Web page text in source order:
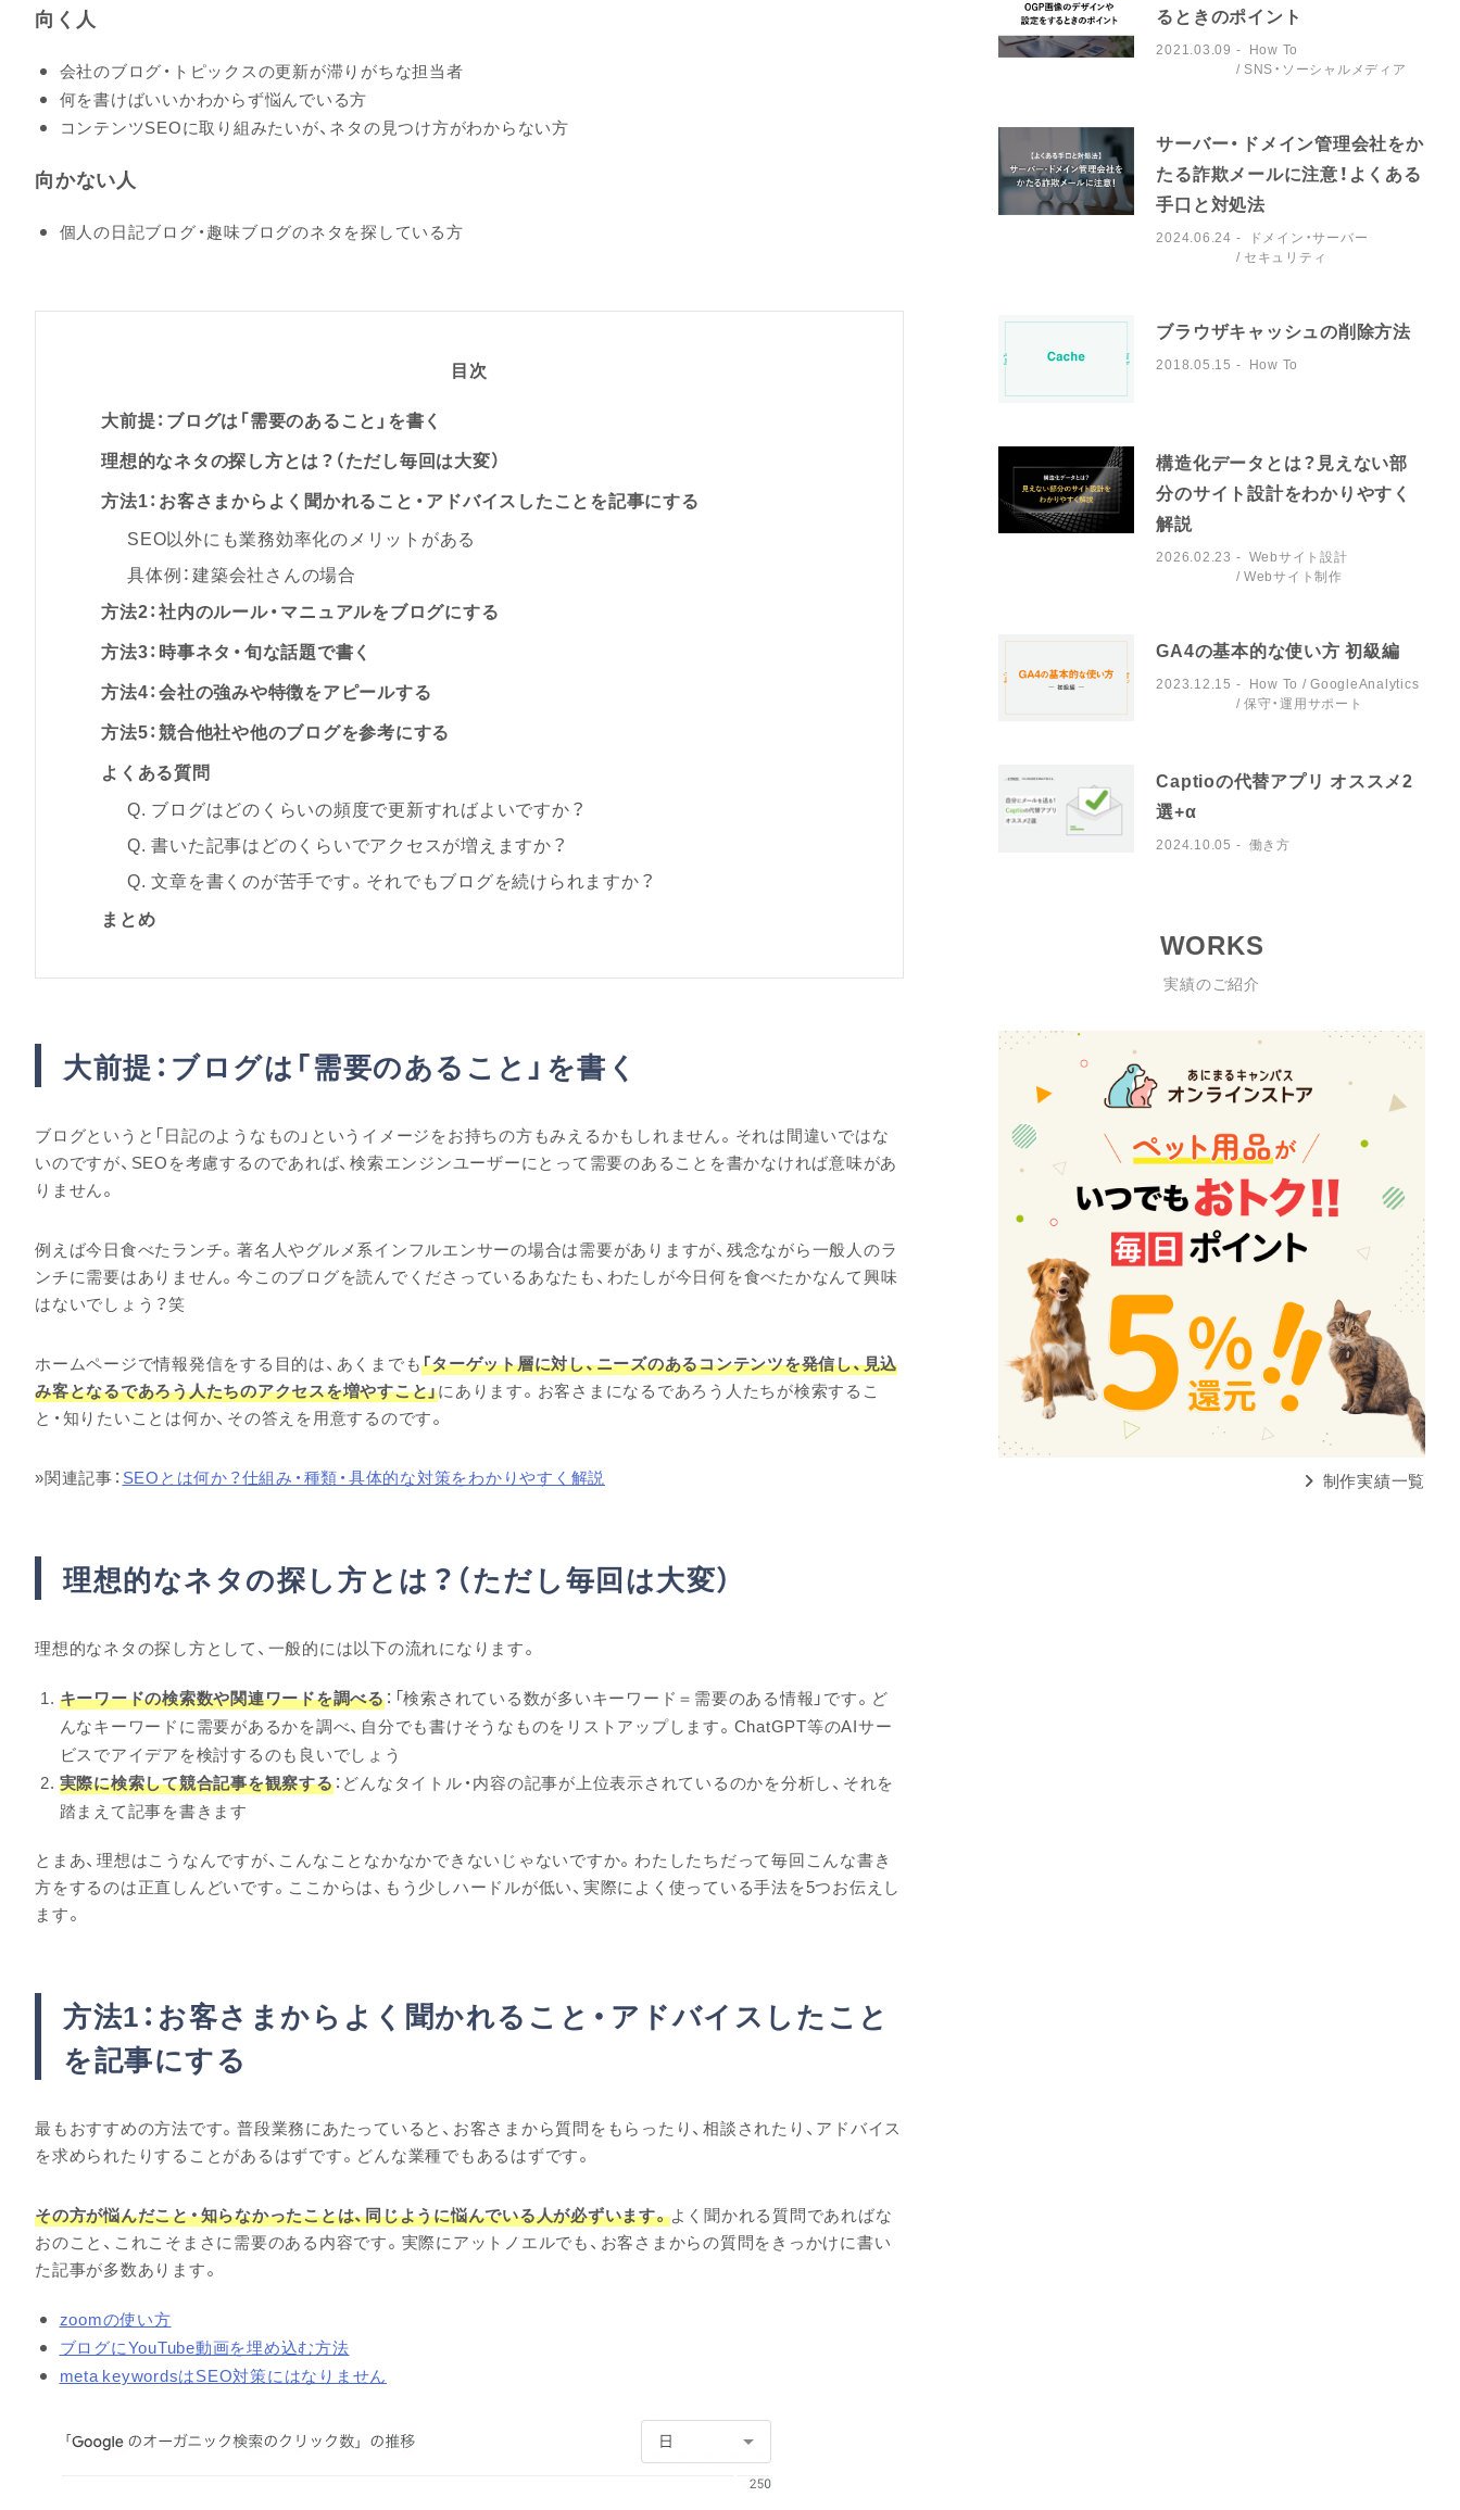
向く人
会社のブログ・トピックスの更新が滞りがちな担当者
何を書けばいいかわからず悩んでいる方
コンテンツSEOに取り組みたいが、ネタの見つけ方がわからない方
向かない人
個人の日記ブログ・趣味ブログのネタを探している方
目次
大前提：ブログは「需要のあること」を書く
理想的なネタの探し方とは？（ただし毎回は大変）
方法1：お客さまからよく聞かれること・アドバイスしたことを記事にする
SEO以外にも業務効率化のメリットがある
具体例：建築会社さんの場合
方法2：社内のルール・マニュアルをブログにする
方法3：時事ネタ・旬な話題で書く
方法4：会社の強みや特徴をアピールする
方法5：競合他社や他のブログを参考にする
よくある質問
Q. ブログはどのくらいの頻度で更新すればよいですか？
Q. 書いた記事はどのくらいでアクセスが増えますか？
Q. 文章を書くのが苦手です。それでもブログを続けられますか？
まとめ
大前提：ブログは「需要のあること」を書く
ブログというと「日記のようなもの」というイメージをお持ちの方もみえるかもしれません。それは間違いではな
いのですが、SEOを考慮するのであれば、検索エンジンユーザーにとって需要のあることを書かなければ意味があ
りません。
例えば今日食べたランチ。著名人やグルメ系インフルエンサーの場合は需要がありますが、残念ながら一般人のラ
ンチに需要はありません。今このブログを読んでくださっているあなたも、わたしが今日何を食べたかなんて興味
はないでしょう？笑
ホームページで情報発信をする目的は、あくまでも「ターゲット層に対し、ニーズのあるコンテンツを発信し、見込
み客となるであろう人たちのアクセスを増やすこと」にあります。お客さまになるであろう人たちが検索するこ
と・知りたいことは何か、その答えを用意するのです。
»関連記事： SEOとは何か？仕組み・種類・具体的な対策をわかりやすく解説
理想的なネタの探し方とは？（ただし毎回は大変）
理想的なネタの探し方として、一般的には以下の流れになります。
キーワードの検索数や関連ワードを調べる：「検索されている数が多いキーワード＝需要のある情報」です。ど
んなキーワードに需要があるかを調べ、自分でも書けそうなものをリストアップします。ChatGPT等のAIサー
ビスでアイデアを検討するのも良いでしょう
実際に検索して競合記事を観察する：どんなタイトル・内容の記事が上位表示されているのかを分析し、それを
踏まえて記事を書きます
とまあ、理想はこうなんですが、こんなことなかなかできないじゃないですか。わたしたちだって毎回こんな書き
方をするのは正直しんどいです。ここからは、もう少しハードルが低い、実際によく使っている手法を5つお伝えし
ます。
方法1：お客さまからよく聞かれること・アドバイスしたこと
を記事にする
最もおすすめの方法です。普段業務にあたっていると、お客さまから質問をもらったり、相談されたり、アドバイス
を求められたりすることがあるはずです。どんな業種でもあるはずです。
その方が悩んだこと・知らなかったことは、同じように悩んでいる人が必ずいます。よく聞かれる質問であればな
おのこと、これこそまさに需要のある内容です。実際にアットノエルでも、お客さまからの質問をきっかけに書い
た記事が多数あります。
zoomの使い方
ブログにYouTube動画を埋め込む方法
meta keywordsはSEO対策にはなりません
るときのポイント
2021.03.09
How To
SNS・ソーシャルメディア
サーバー・ドメイン管理会社をか
たる詐欺メールに注意！よくある
手口と対処法
2024.06.24
ドメイン・サーバー
セキュリティ
ブラウザキャッシュの削除方法
2018.05.15 How To
構造化データとは？見えない部
分のサイト設計をわかりやすく
解説
2026.02.23
Webサイト設計
Webサイト制作
GA4の基本的な使い方 初級編
2023.12.15 How To
GoogleAnalytics
保守・運用サポート
Captioの代替アプリ オススメ2
選+α
2024.10.05 働き方
WORKS
実績のご紹介
制作実績一覧